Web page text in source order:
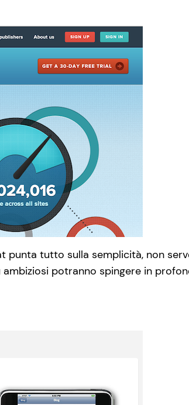
punta tutto sulla semplicità, non
potranno spingere in